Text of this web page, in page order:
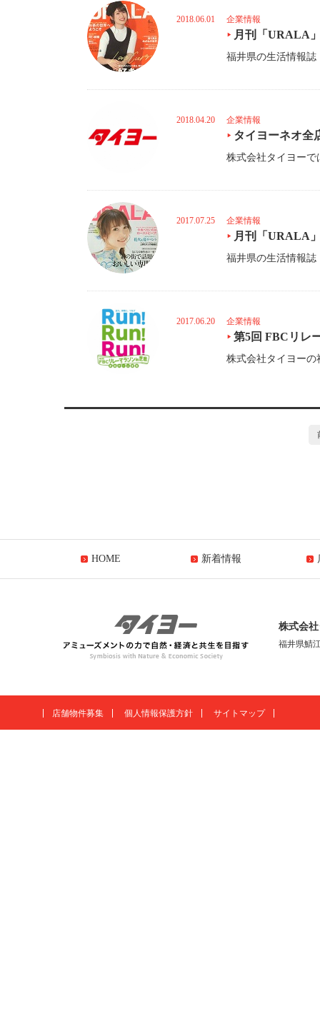
2018.06.01 企業情報
月刊「URALA
2018.04.20 企業情報
タイヨーネオ全
2017.07.25 企業情報
月刊「URALA
2017.06.20 企業情報
第5回 FBCリレ
HOME 新着情報
株式会
福井県鯖
店舗物件募集 個人情報保護方針 サイトマップ